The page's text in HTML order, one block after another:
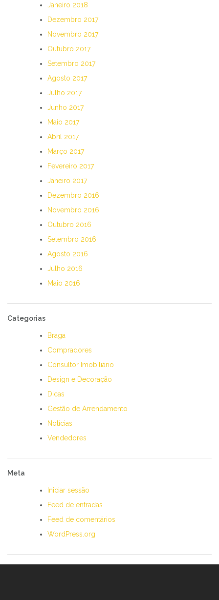
Janeiro 2018
Dezembro 2017
Novembro 2017
Outubro 2017
Setembro 2017
Agosto 2017
Julho 2017
Junho 2017
Maio 2017
Abril 2017
Março 2017
Fevereiro 2017
Janeiro 2017
Dezembro 2016
Novembro 2016
Outubro 2016
Setembro 2016
Agosto 2016
Julho 2016
Maio 2016
Categorias
Braga
Compradores
Consultor Imobiliário
Design e Decoração
Dicas
Gestão de Arrendamento
Notícias
Vendedores
Meta
Iniciar sessão
Feed de entradas
Feed de comentários
WordPress.org